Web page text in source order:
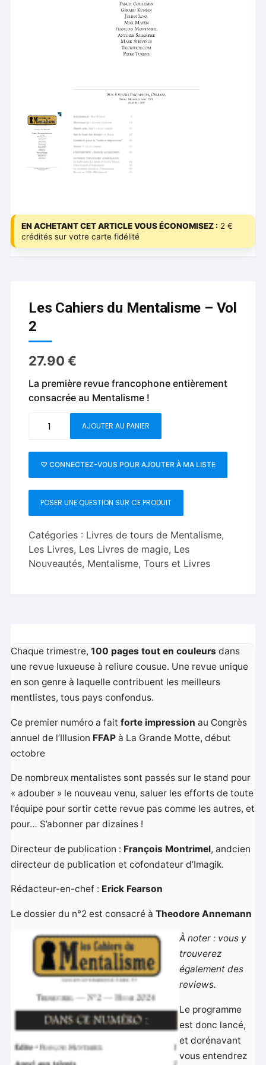
EN ACHETANT CET ARTICLE VOUS ÉCONOMISEZ : 2 €
crédités sur votre carte fidélité
Les Cahiers du Mentalisme – Vol
2
27.90€
La première revue francophone entièrement
consacrée au Mentalisme !
Cahiers
du
Mentalisme
Vol
2
AJOUTER AU PANIER
♡ CONNECTEZ-VOUS POUR AJOUTER À MA LISTE
POSER UNE QUESTION SUR CE PRODUIT
Catégories : Livres de tours de Mentalisme,
Les Livres, Les Livres de magie, Les
Nouveautés, Mentalisme, Tours et Livres
Chaque trimestre,100 pages tout en couleursdans
une revue luxueuse à reliure cousue. Une revue unique
en son genre à laquelle contribuent les meilleurs
mentlistes, tous pays confondus.
Ce premier numéro a faitforte impression au Congrès
annuel de l’Illusion FFAP à La Grande Motte, début
octobre
De nombreux mentalistes sont passés sur le stand pour
« adouber » le nouveau venu, saluer les efforts de toute
l’équipe pour sortir cette revue pas comme les autres, et
pour… S’abonner par dizaines !
Directeur de publication : François Montrimel, andcien
directeur de publication et cofondateur d’Imagik.
Rédacteur-en-chef : Erick Fearson
Le dossier du n°2 est consacré àTheodore Annemann
À noter : vous y
trouverez
également des
reviews.
Le programme
est donc lancé,
et dorénavant
vous entendrez